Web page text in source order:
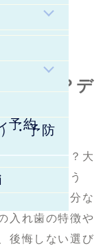
・予防
予約
大丈夫？デ
選び方
で十分なの？大
ないでしょう
は本当に十分な
入れ歯の特徴や
後悔しない選び